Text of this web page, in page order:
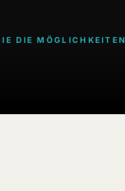
DIE MÖGLICHKEITEN